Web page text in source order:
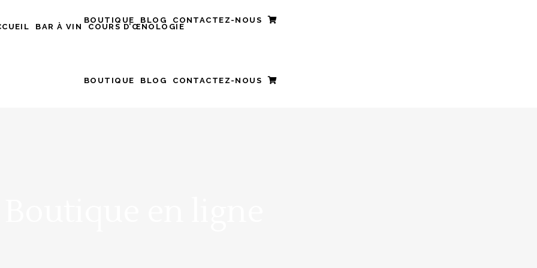
BAR À VIN COURS D’ŒNOLOGIE
BOUTIQUE BLOG CONTACTEZ-NOUS
BOUTIQUE BLOG CONTACTEZ-NOUS